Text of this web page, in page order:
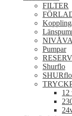
FILTER
Pumpar
Shurflo
12